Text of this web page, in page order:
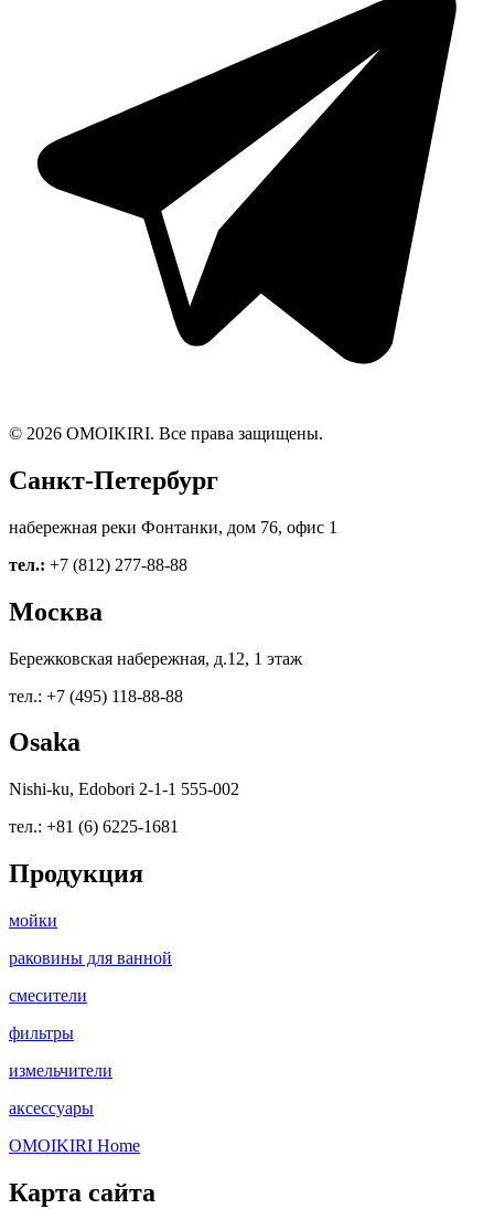
© 2026 OMOIKIRI. Все права защищены.
Санкт-Петербург
набережная реки Фонтанки, дом 76, офис 1
тел.: +7 (812) 277-88-88
Москва
Бережковская набережная, д.12, 1 этаж
тел.: +7 (495) 118-88-88
Osaka
Nishi-ku, Edobori 2-1-1 555-002
тел.: +81 (6) 6225-1681
Продукция
мойки
раковины для ванной
смесители
фильтры
измельчители
аксессуары
OMOIKIRI Home
Карта сайта